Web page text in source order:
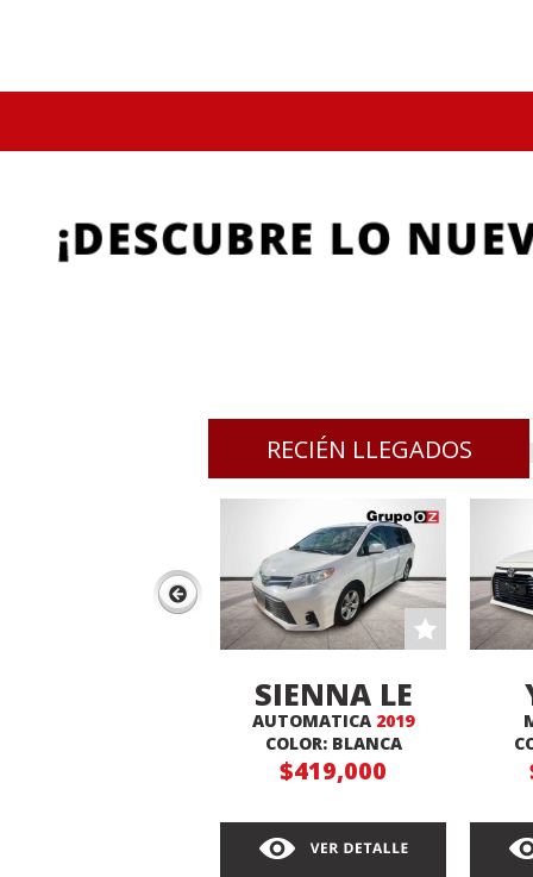
RECIÉN LLEGADOS
SIENNA LE
AUTOMATICA 2019
COLOR: BLANCA
$419,000